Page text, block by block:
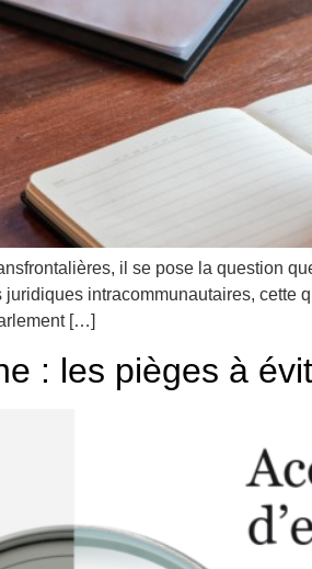
il se pose la question
intracommunautaires, cette
[…]
: les pièges à